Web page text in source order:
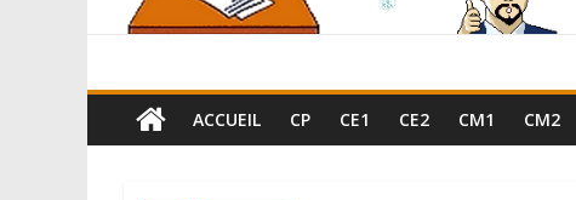
ACCUEIL CP CE1 CE2 CM1 CM2